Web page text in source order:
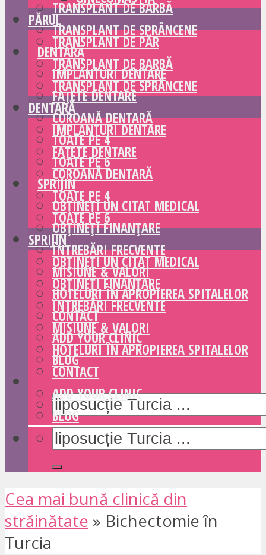
TRANSPLANT DE BARBĂ
TRANSPLANT DE SPRÂNCENE
DENTARĂ
IMPLANTURI DENTARE
FAȚETE DENTARE
COROANĂ DENTARĂ
TOATE PE 4
TOATE PE 6
SPRIJIN
OBȚINEȚI UN CITAT MEDICAL
OBȚINEȚI FINANȚARE
ÎNTREBĂRI FRECVENTE
MISIUNE & VALORI
HOTELURI ÎN APROPIEREA SPITALELOR
CONTACT
ADD YOUR CLINIC
BLOG
PĂRUL
TRANSPLANT DE PĂR
TRANSPLANT DE BARBĂ
TRANSPLANT DE SPRÂNCENE
DENTARĂ
IMPLANTURI DENTARE
FAȚETE DENTARE
COROANĂ DENTARĂ
TOATE PE 4
TOATE PE 6
SPRIJIN
OBȚINEȚI UN CITAT MEDICAL
OBȚINEȚI FINANȚARE
ÎNTREBĂRI FRECVENTE
MISIUNE & VALORI
HOTELURI ÎN APROPIEREA SPITALELOR
CONTACT
ADD YOUR CLINIC
BLOG
Cea mai bună clinică din
străinătate » Bichectomie în
Turcia